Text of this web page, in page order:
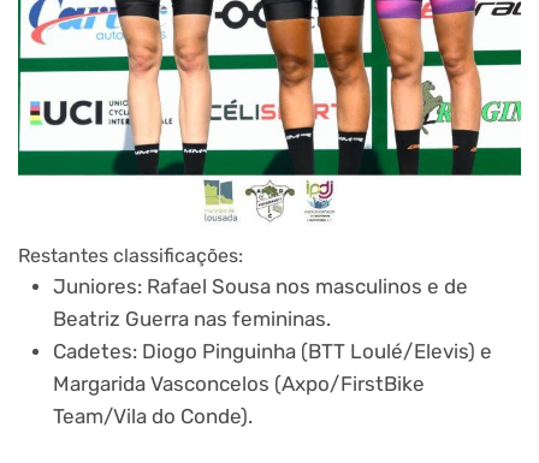
Restantes classificações:
Juniores: Rafael Sousa nos masculinos e de
Beatriz Guerra nas femininas.
Cadetes: Diogo Pinguinha (BTT Loulé/Elevis) e
Margarida Vasconcelos (Axpo/FirstBike
Team/Vila do Conde).